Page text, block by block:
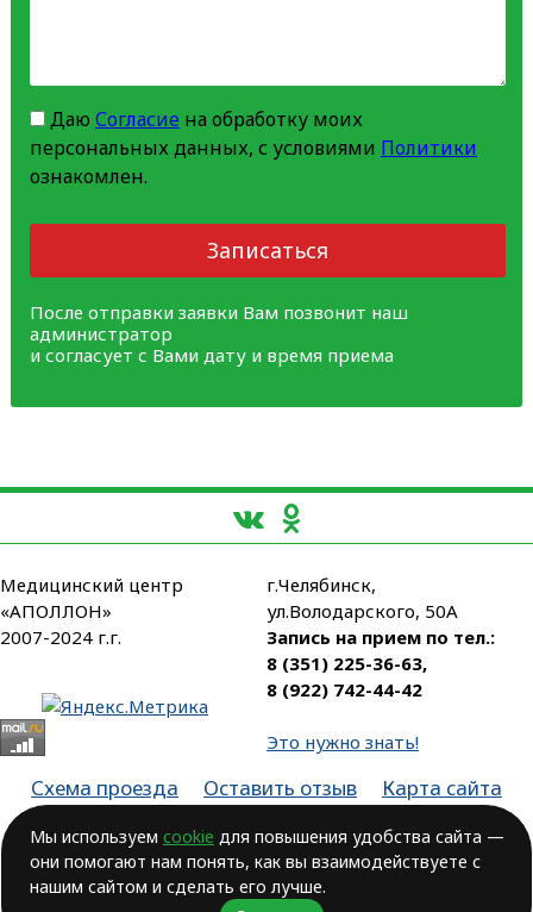
Даю Согласиена обработку моих
персональных данных, с условиями Политики
ознакомлен.
Записаться
После отправки заявки Вам позвонит наш
администратор
и согласует с Вами дату и время приема
Медицинский центр
«АПОЛЛОН»
2007-2024 г.г.
г.Челябинск,
ул.Володарского, 50А
Запись на прием по тел.:
8 (351) 225-36-63,
8 (922) 742-44-42
Это нужно знать!
Схема проезда Оставить отзыв
Карта сайта
Лицензия № ЛО-74-01-003806, от 14.10.2016, выдана Министерством
здравоохранения Челябинской области
Мы используем cookie для повышения удобства сайта —
они помогают нам понять, как вы взаимодействуете с
нашим сайтом и сделать его лучше.